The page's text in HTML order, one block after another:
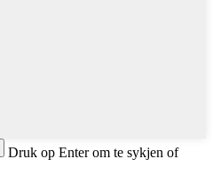
Druk op Enter om te sykjen of